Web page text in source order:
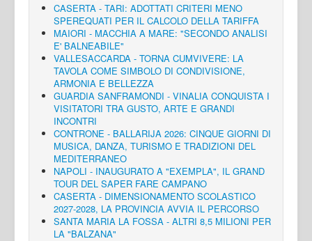
CASERTA - TARI: ADOTTATI CRITERI MENO
SPEREQUATI PER IL CALCOLO DELLA TARIFFA
MAIORI - MACCHIA A MARE: "SECONDO ANALISI
E' BALNEABILE"
VALLESACCARDA - TORNA CUMVIVERE: LA
TAVOLA COME SIMBOLO DI CONDIVISIONE,
ARMONIA E BELLEZZA
GUARDIA SANFRAMONDI - VINALIA CONQUISTA I
VISITATORI TRA GUSTO, ARTE E GRANDI
INCONTRI
CONTRONE - BALLARIJA 2026: CINQUE GIORNI DI
MUSICA, DANZA, TURISMO E TRADIZIONI DEL
MEDITERRANEO
NAPOLI - INAUGURATO A "EXEMPLA", IL GRAND
TOUR DEL SAPER FARE CAMPANO
CASERTA - DIMENSIONAMENTO SCOLASTICO
2027-2028, LA PROVINCIA AVVIA IL PERCORSO
SANTA MARIA LA FOSSA - ALTRI 8,5 MILIONI PER
LA "BALZANA"